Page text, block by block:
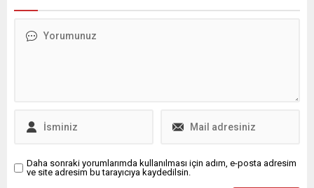
almıyordu. Almayacaktı. İşte
Daha sonraki yorumlarımda kullanılması için adım, e-posta adresim
ve site adresim bu tarayıcıya kaydedilsin.